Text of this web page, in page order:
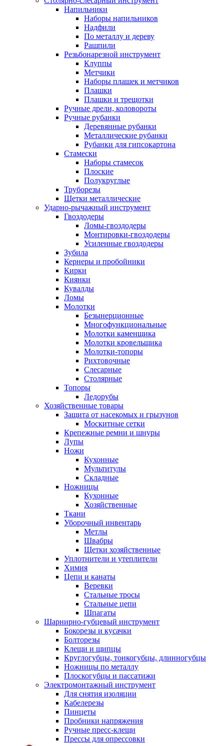
Напильники
Наборы напильников
Надфили
По металлу и дереву
Рашпили
Резьбонарезной инструмент
Клуппы
Метчики
Наборы плашек и метчиков
Плашки
Плашки и трещотки
Ручные дрели, коловороты
Ручные рубанки
Деревянные рубанки
Металлические рубанки
Рубанки для гипсокартона
Стамески
Наборы стамесок
Плоские
Полукруглые
Труборезы
Щетки металлические
Ударно-рычажный инструмент
Гвоздодеры
Ломы-гвоздодеры
Монтировки-гвоздодеры
Усиленные гвоздодеры
Зубила
Кернеры и пробойники
Кирки
Киянки
Кувалды
Ломы
Молотки
Безынерционные
Многофункциональные
Молотки каменщика
Молотки кровельщика
Молотки-топоры
Рихтовочные
Слесарные
Столярные
Топоры
Ледорубы
Хозяйственные товары
Защита от насекомых и грызунов
Москитные сетки
Крепежные ремни и шнуры
Лупы
Ножи
Кухонные
Мультитулы
Складные
Ножницы
Кухонные
Хозяйственные
Ткани
Уборочный инвентарь
Метлы
Швабры
Щетки хозяйственные
Уплотнители и утеплители
Химия
Цепи и канаты
Веревки
Стальные тросы
Стальные цепи
Шпагаты
Шарнирно-губцевый инструмент
Бокорезы и кусачки
Болторезы
Клещи и щипцы
Круглогубцы, тонкогубцы, длинногубцы
Ножницы по металлу
Плоскогубцы и пассатижи
Электромонтажный инструмент
Для снятия изоляции
Кабелерезы
Пинцеты
Пробники напряжения
Ручные пресс-клещи
Прессы для опрессовки